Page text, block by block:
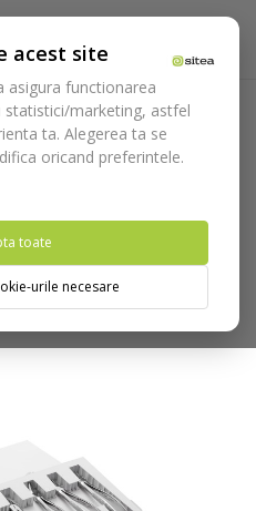
acest site
asigura functionarea
marketing, astfel
ta. Alegerea ta se
oricand preferintele.
toate
urile necesare
si implantologie
Canini
Set extractie cod
din care accesati website-ul